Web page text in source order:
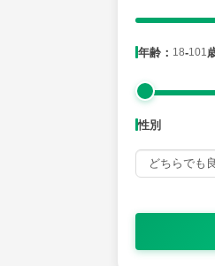
年齢： 18-101
性別
年齢：18-101歳